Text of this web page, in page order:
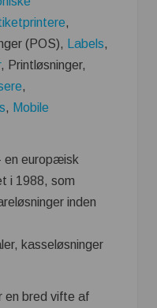
,
(POS), Labels,
, Printløsninger,
,
, Mobile
en europæisk
i 1988, som
inden
kasseløsninger
en bred vifte af